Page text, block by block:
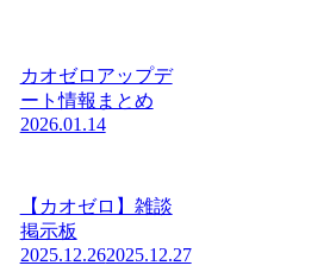
カオゼロアップデ
ート情報まとめ
2026.01.14
【カオゼロ】雑談
掲示板
2025.12.262025.12.27